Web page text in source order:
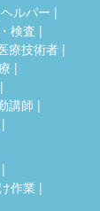
ルパー
検査
療技術者
講師
作業